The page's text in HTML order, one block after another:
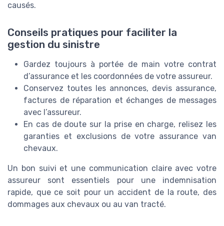
causés.
Conseils pratiques pour faciliter la
gestion du sinistre
Gardez toujours à portée de main votre contrat
d’assurance et les coordonnées de votre assureur.
Conservez toutes les annonces, devis assurance,
factures de réparation et échanges de messages
avec l’assureur.
En cas de doute sur la prise en charge, relisez les
garanties et exclusions de votre assurance van
chevaux.
Un bon suivi et une communication claire avec votre
assureur sont essentiels pour une indemnisation
rapide, que ce soit pour un accident de la route, des
dommages aux chevaux ou au van tracté.